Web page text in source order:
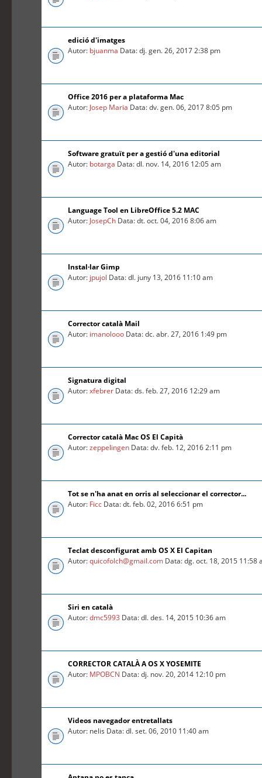
edició d'imatges
Autor: bjuanma Data: dj. gen. 26, 2017 2:38 pm
Office 2016 per a plataforma Mac
Autor: Josep Maria Data: dv. gen. 06, 2017 8:05 pm
Software gratuït per a gestió d'una editorial
Autor: botarga Data: dl. nov. 14, 2016 12:05 am
Language Tool en LibreOffice 5.2 MAC
Autor: JosepCh Data: dt. oct. 04, 2016 8:06 am
Instal·lar Gimp
Autor: jpujol Data: dl. juny 13, 2016 11:10 am
Corrector català Mail
Autor: imanolooo Data: dc. abr. 27, 2016 1:49 pm
Signatura digital
Autor:xfebrer Data: ds. feb. 27, 2016 12:29 am
Corrector català Mac OS El Capità
Autor:zeppelingen Data: dv. feb. 12, 2016 2:11 pm
Tot se n'ha anat en orris al seleccionar el corrector...
Autor: Ficc Data: dt. feb. 02, 2016 6:51 pm
Teclat desconfigurat amb OS X El Capitan
Autor:quicofolch@gmail.com Data: dg. oct. 18, 2015 11:58
Siri en català
Autor:dmc5993 Data: dl. des. 14, 2015 10:36 am
CORRECTOR CATALÀ A OS X YOSEMITE
Autor: MPOBCN Data: dj. nov. 20, 2014 12:10 pm
Videos navegador entretallats
Autor: nelis Data: dl. set. 06, 2010 11:40 am